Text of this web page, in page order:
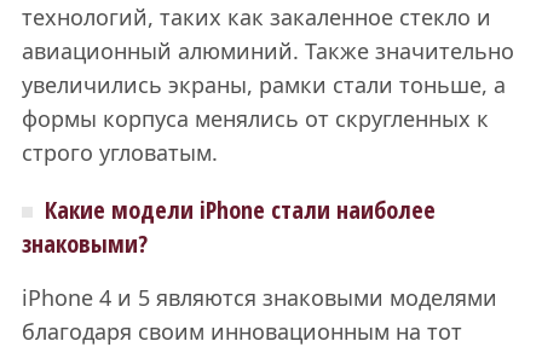
технологий, таких как закаленное стекло и
авиационный алюминий. Также значительно
увеличились экраны, рамки стали тоньше, а
формы корпуса менялись от скругленных к
строго угловатым.
Какие модели iPhone стали наиболее
знаковыми?
iPhone 4 и 5 являются знаковыми моделями
благодаря своим инновационным на тот